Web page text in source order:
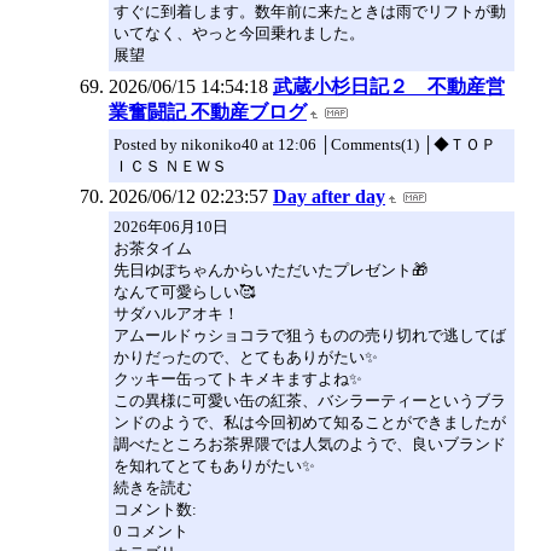
すぐに到着します。数年前に来たときは雨でリフトが動
いてなく、やっと今回乗れました。
展望
2026/06/15 14:54:18 武蔵小杉日記２ 不動産営
業奮闘記 不動産ブログ
Posted by nikoniko40 at 12:06 │Comments(1) │◆ＴＯＰ
ＩＣＳ ＮＥＷＳ
2026/06/12 02:23:57 Day after day
2026年06月10日
お茶タイム
先日ゆぽちゃんからいただいたプレゼント🎁
なんて可愛らしい🥰
サダハルアオキ！
アムールドゥショコラで狙うものの売り切れで逃してば
かりだったので、とてもありがたい✨
クッキー缶ってトキメキますよね✨
この異様に可愛い缶の紅茶、バシラーティーというブラ
ンドのようで、私は今回初めて知ることができましたが
調べたところお茶界隈では人気のようで、良いブランド
を知れてとてもありがたい✨
続きを読む
コメント数:
0 コメント